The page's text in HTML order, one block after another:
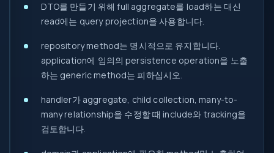
DTO를 만들기 위해 full aggregate를 load하는 대신
read에는 query projection을 사용합니다.
repository method는 명시적으로 유지합니다.
application에 임의의 persistence operation을 노출
하는 generic method는 피하십시오.
handler가 aggregate, child collection, many-to-
many relationship을 수정할 때 include와 tracking을
검토합니다.